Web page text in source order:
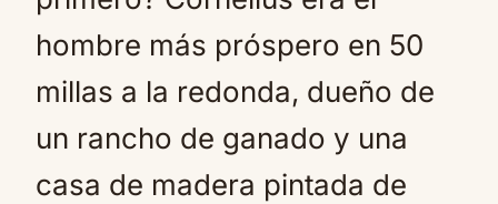
hombre más próspero en 50
millas a la redonda, dueño de
un rancho de ganado y una
casa de madera pintada de